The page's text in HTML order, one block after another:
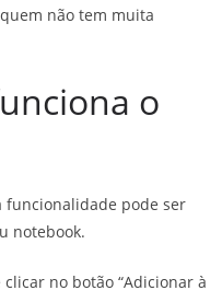
não tem muita
o
funcionalidade pode ser
notebook.
no botão “Adicionar à